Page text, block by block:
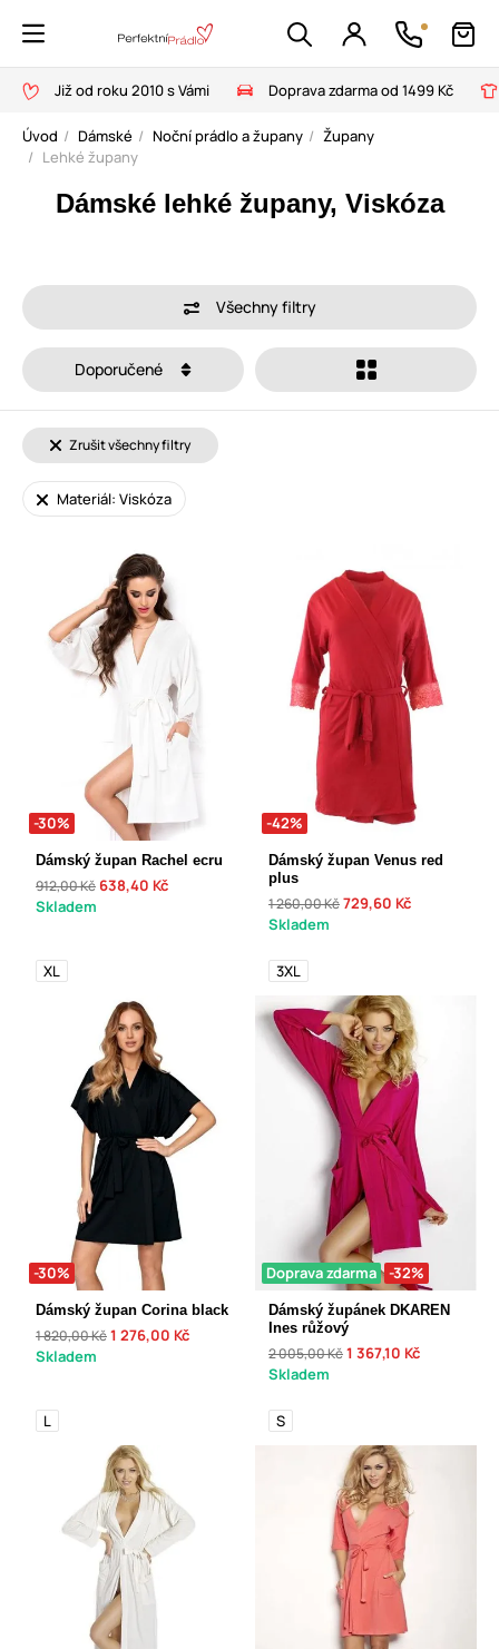
Již od roku 2010 s Vámi Doprava zdarma od 1499 Kč
Úvod Dámské Noční prádlo a župany
Župany
Lehké župany
Dámské lehké župany, Viskóza
Všechny filtry
Doporučené
Zrušit všechny filtry
Materiál: Viskóza
-30%
Dámský župan Rachel ecru
912,00 Kč 638,40 Kč
Skladem
XL
-42%
Dámský župan Venus red
plus
1 260,00 Kč729,60 Kč
Skladem
3XL
-30%
Dámský župan Corina black
1 820,00 Kč1 276,00 Kč
Skladem
L
Doprava zdarma -32%
Dámský župánek DKAREN
Ines růžový
2 005,00 Kč1 367,10 Kč
Skladem
S